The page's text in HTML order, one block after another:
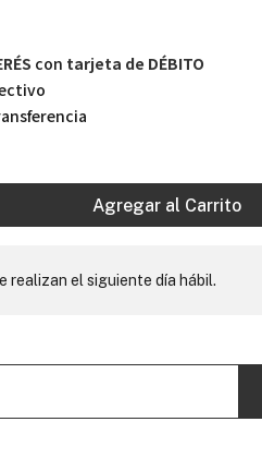
con tarjeta de DÉBITO
Agregar al Carrito
realizan el siguiente día hábil.